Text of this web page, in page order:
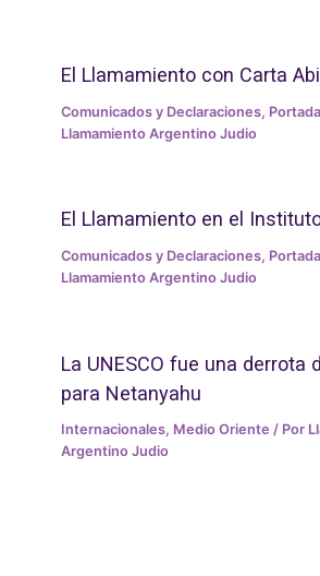
El Llamamiento con Carta
Comunicados y Declaraciones, Portada
Llamamiento Argentino Judio
El Llamamiento en el
Comunicados y Declaraciones, Portada
Llamamiento Argentino Judio
La UNESCO fue una derrota
para Netanyahu
Internacionales, Medio Oriente / Por
Argentino Judio